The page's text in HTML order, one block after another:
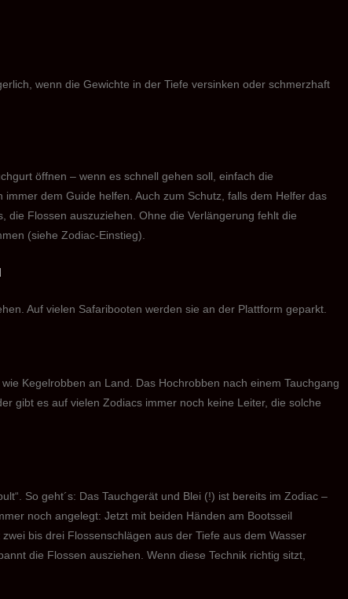
wenn die Gewichte in der Tiefe versinken oder schmerzhaft
öffnen – wenn es schnell gehen soll, einfach die
dem Guide helfen. Auch zum Schutz, falls dem Helfer das
die Flossen auszuziehen. Ohne die Verlängerung fehlt die
(siehe Zodiac-Einstieg).
Auf vielen Safaribooten werden sie an der Plattform geparkt.
Kegelrobben an Land. Das Hochrobben nach einem Tauchgang
gibt es auf vielen Zodiacs immer noch keine Leiter, die solche
So geht´s: Das Tauchgerät und Blei (!) ist bereits im Zodiac –
noch angelegt: Jetzt mit beiden Händen am Bootsseil
bis drei Flossenschlägen aus der Tiefe aus dem Wasser
die Flossen ausziehen. Wenn diese Technik richtig sitzt,